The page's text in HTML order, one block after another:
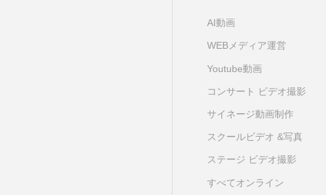
AI動画
WEBメディア運営
Youtube動画
コンサート ビデオ撮影
サイネージ動画制作
スクールビデオ &写真
ステージ ビデオ撮影
すべてオンライン